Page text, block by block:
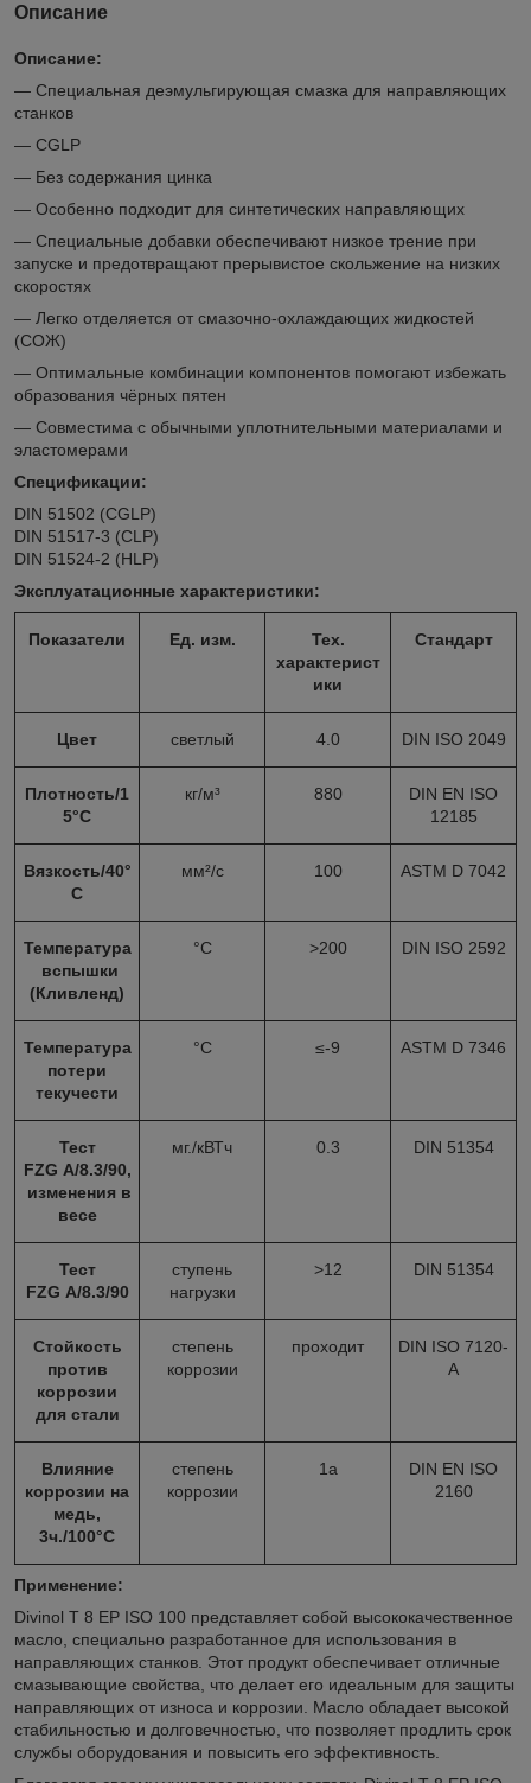
Описание
Описание:
— Специальная деэмульгирующая смазка для направляющих
станков
— CGLP
— Без содержания цинка
— Особенно подходит для синтетических направляющих
— Специальные добавки обеспечивают низкое трение при
запуске и предотвращают прерывистое скольжение на низких
скоростях
— Легко отделяется от смазочно-охлаждающих жидкостей
(СОЖ)
— Оптимальные комбинации компонентов помогают избежать
образования чёрных пятен
— Совместима с обычными уплотнительными материалами и
эластомерами
Спецификации:
DIN 51502 (CGLP)
DIN 51517-3 (CLP)
DIN 51524-2 (HLP)
Эксплуатационные характеристики:
Показатели Ед. изм.
Тех.
характерист
ики
Стандарт
Цвет светлый 4.0 DIN ISO 2049
Плотность/1
5°С
кг/м³ 880
DIN EN ISO
12185
Вязкость/40°
С
мм²/с 100 ASTM D 7042
Температура
вспышки
(Кливленд)
°С >200 DIN ISO 2592
Температура
потери
текучести
°С ≤-9 ASTM D 7346
Тест
FZG A/8.3/90,
изменения в
весе
мг./кВТч 0.3 DIN 51354
Тест
FZG A/8.3/90
ступень
нагрузки
>12 DIN 51354
Стойкость
против
коррозии
для стали
степень
коррозии
проходит
DIN ISO 7120-
A
Влияние
коррозии на
медь,
3ч./100°С
степень
коррозии
1a
DIN EN ISO
2160
Применение:
Divinol T 8 EP ISO 100 представляет собой высококачественное
масло, специально разработанное для использования в
направляющих станков. Этот продукт обеспечивает отличные
смазывающие свойства, что делает его идеальным для защиты
направляющих от износа и коррозии. Масло обладает высокой
стабильностью и долговечностью, что позволяет продлить срок
службы оборудования и повысить его эффективность.